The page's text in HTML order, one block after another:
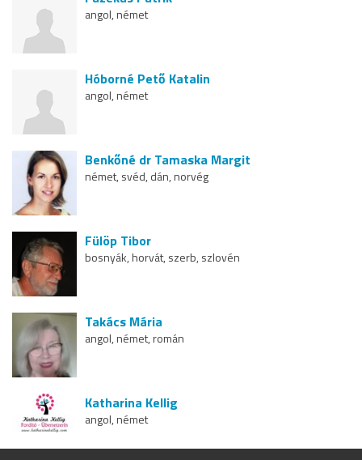
angol, német
Hóborné Pető Katalin
angol, német
Benkőné dr Tamaska Margit
német, svéd, dán, norvég
Fülöp Tibor
bosnyák, horvát, szerb, szlovén
Takács Mária
angol, német, román
Katharina Kellig
angol, német